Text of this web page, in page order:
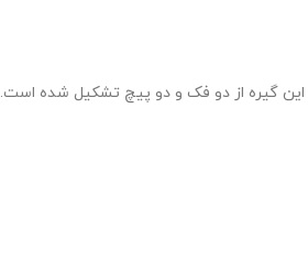
این گیره از دو فک و دو پیچ تشکیل شده است.